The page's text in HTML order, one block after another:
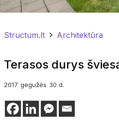
Structum.lt Architektūra
Terasos durys
2017 gegužės 30 d.